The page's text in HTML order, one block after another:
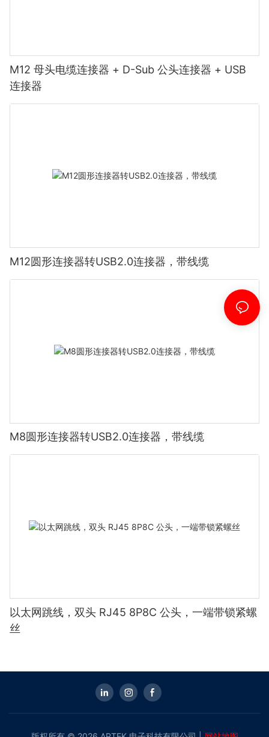
M12 母头电缆连接器 + D-Sub 公头连接器 + USB
连接器
M12圆形连接器转USB2.0连接器，带线缆
M8圆形连接器转USB2.0连接器，带线缆
以太网跳线，双头 RJ45 8P8C 公头，一端带锁紧螺
丝